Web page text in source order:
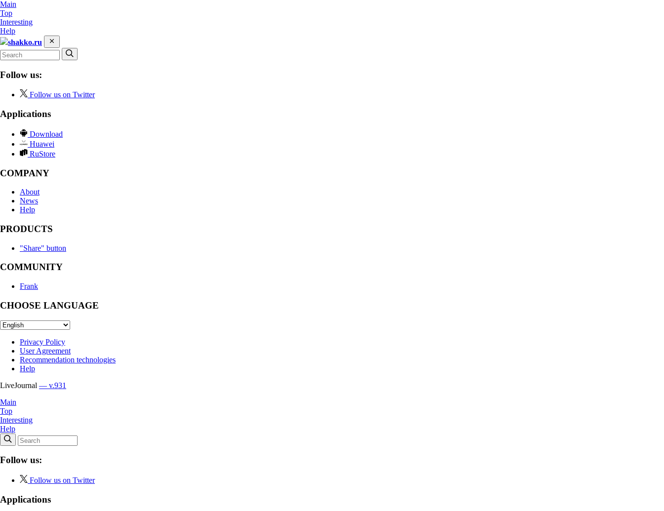
Main
Top
Interesting
Help
shakko.ru
Follow us:
Follow us on Twitter
Applications
Download
Huawei
RuStore
COMPANY
About
News
Help
PRODUCTS
"Share" button
COMMUNITY
Frank
CHOOSE LANGUAGE
Privacy Policy
User Agreement
Recommendation technologies
Help
LiveJournal — v.931
Main
Top
Interesting
Help
Follow us:
Follow us on Twitter
Applications